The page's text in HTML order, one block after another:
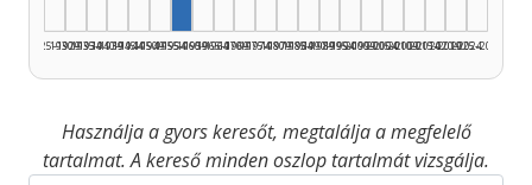
1925–1929
1930–1934
1935–1939
1940–1944
1945–1949
1950–1954
1955–1959
1960–1964
1965–1969
1970–1974
1975–1979
1980–1984
1985–1989
1990–1994
1995–1999
2000–2004
2005–2009
2010–2014
2015–2019
2020–2024
2025–2026
Használja a gyors keresőt, megtalálja a megfelelő
tartalmat. A kereső minden oszlop tartalmát vizsgálja.